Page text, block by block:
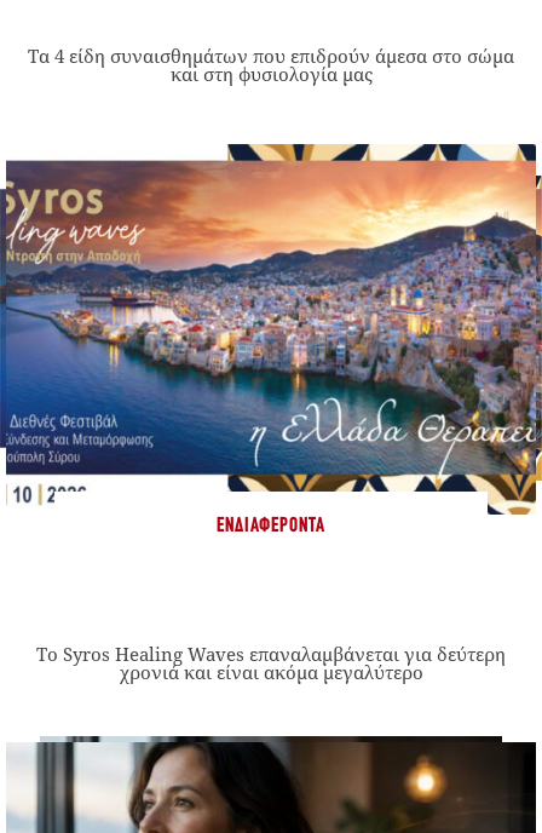
Τα 4 είδη συναισθημάτων που επιδρούν άμεσα στο σώμα
και στη φυσιολογία μας
ΕΝΔΙΑΦΈΡΟΝΤΑ
Το Syros Healing Waves επαναλαμβάνεται για δεύτερη
χρονιά και είναι ακόμα μεγαλύτερο